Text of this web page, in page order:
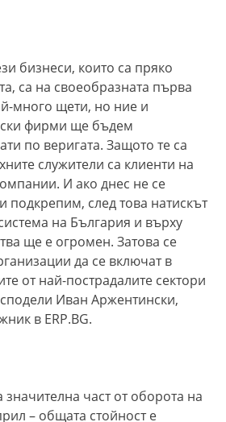
бизнеси, които са пряко
са на своеобразната първа
много щети, но ние и
фирми ще бъдем
по веригата. Защото те са
служители са клиенти на
И ако днес не се
подкрепим, след това натискът
на България и върху
ще е огромен. Затова се
да се включат в
от най-пострадалите сектори
Иван Аржентински,
в ERP.BG.
значителна част от оборота на
– общата стойност е